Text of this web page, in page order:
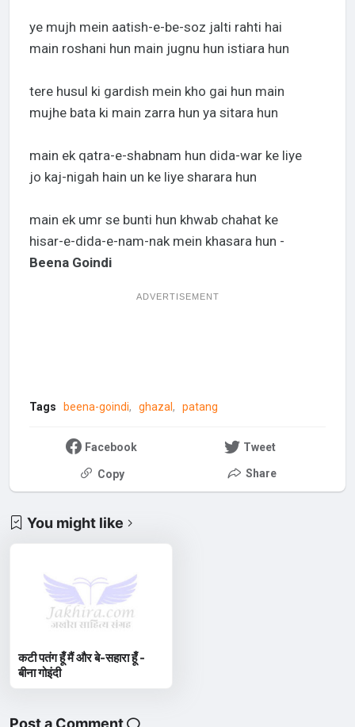
ye mujh mein aatish-e-be-soz jalti rahti hai
main roshani hun main jugnu hun istiara hun
tere husul ki gardish mein kho gai hun main
mujhe bata ki main zarra hun ya sitara hun
main ek qatra-e-shabnam hun dida-war ke liye
jo kaj-nigah hain un ke liye sharara hun
main ek umr se bunti hun khwab chahat ke
hisar-e-dida-e-nam-nak mein khasara hun -
Beena Goindi
ADVERTISEMENT
Tags beena-goindi ghazal patang
Facebook Tweet
Copy Share
You might like
कटी पतंग हूँ मैं और बे-सहारा हूँ -
बीना गोइंदी